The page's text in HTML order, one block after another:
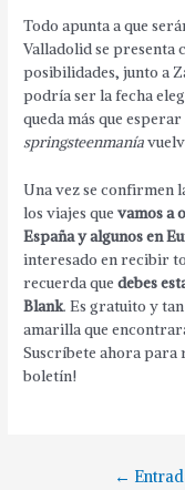
Todo apunta a que
Valladolid se presenta
posibilidades, junto a
podría ser la fecha
queda más que
springsteenmanía
Una vez se confirmen
los viajes quevamos a
España y algunos en
interesado en recibir
recuerda quedebes
Blank. Es gratuito y
amarilla que
Suscríbete ahora
boletín!
←